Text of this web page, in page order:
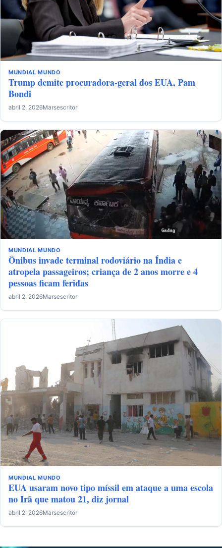
MUNDIAL MUNDO
Trump demite procuradora-geral dos EUA, Pam
Bondi
abril 2, 2026Marsescritor
MUNDIAL MUNDO
Ônibus invade terminal rodoviário na Índia e
atropela passageiros; criança de 2 anos morre e 4
pessoas ficam feridas
abril 2, 2026Marsescritor
MUNDIAL MUNDO
EUA usaram novo tipo míssil em ataque a uma escola
no Irã que matou 21, diz jornal
abril 2, 2026Marsescritor